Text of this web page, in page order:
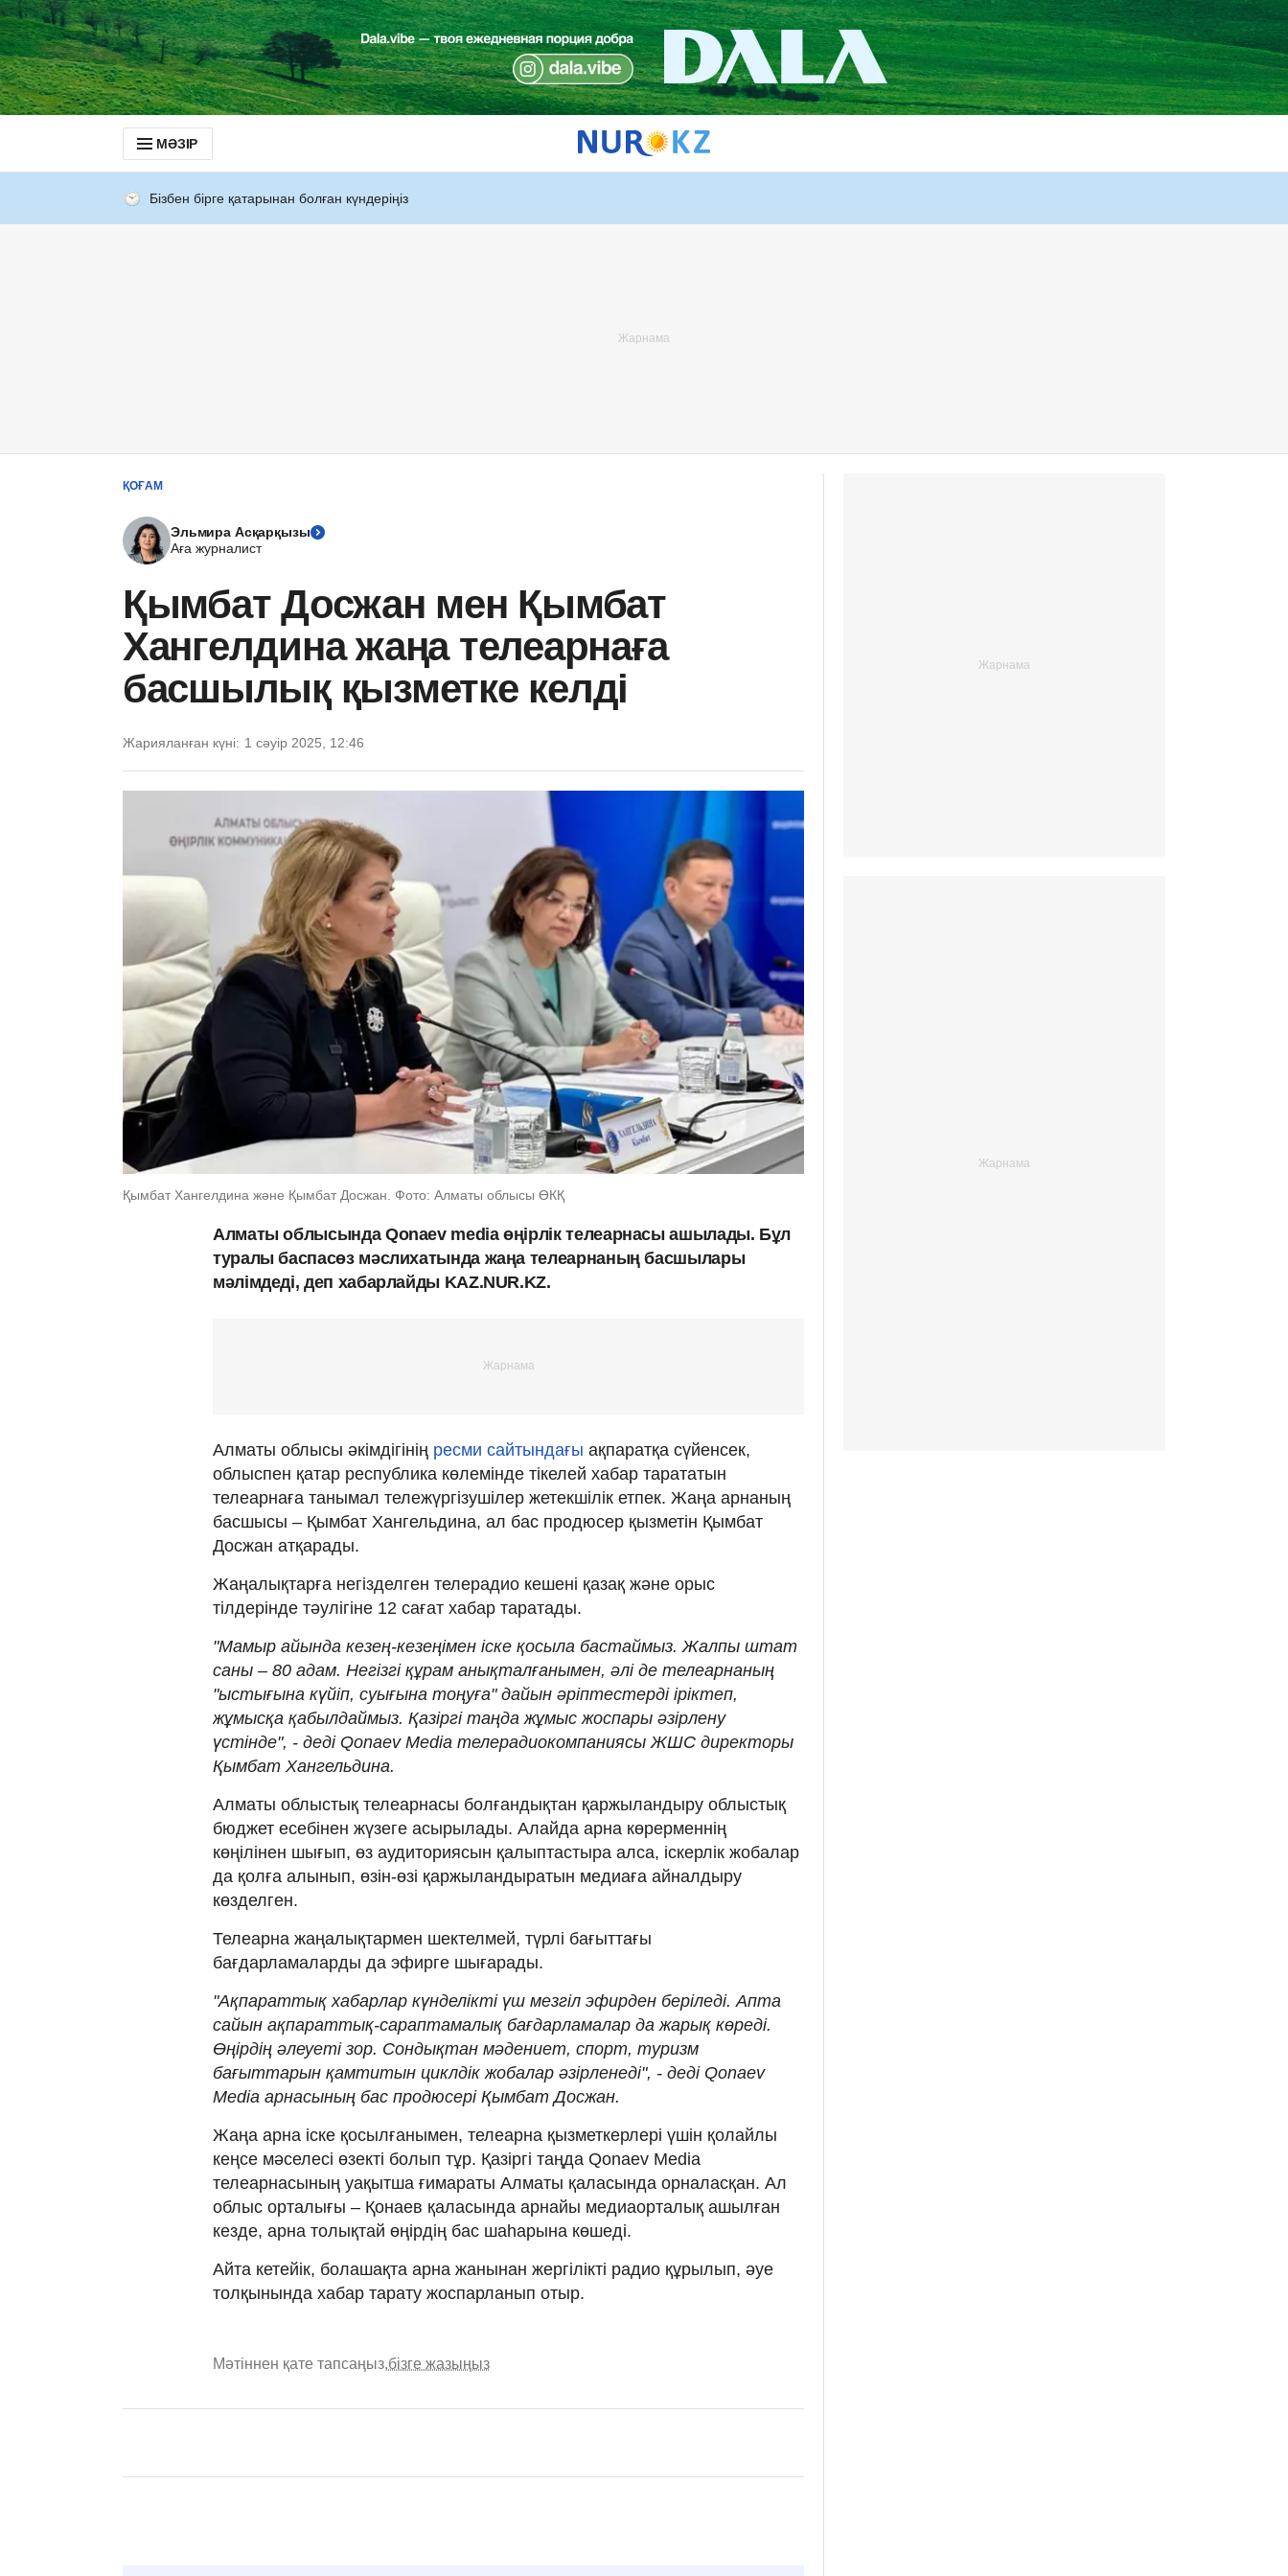
МӘЗІР
Бізбен бірге қатарынан болған күндеріңіз
ҚОҒАМ
Эльмира Асқарқызы
Аға журналист
Қымбат Досжан мен Қымбат
Хангелдина жаңа телеарнаға
басшылық қызметке келді
Жарияланған күні: 1 сәуір 2025, 12:46
Қымбат Хангелдина және Қымбат Досжан. Фото: Алматы облысы ӨКҚ
Алматы облысында Qonaev media өңірлік телеарнасы ашылады. Бұл
туралы баспасөз мәслихатында жаңа телеарнаның басшылары
мәлімдеді, деп хабарлайды KAZ.NUR.KZ.
Алматы облысы әкімдігінің ресми сайтындағы ақпаратқа сүйенсек,
облыспен қатар республика көлемінде тікелей хабар тарататын
телеарнаға танымал тележүргізушілер жетекшілік етпек. Жаңа арнаның
басшысы – Қымбат Хангельдина, ал бас продюсер қызметін Қымбат
Досжан атқарады.
Жаңалықтарға негізделген телерадио кешені қазақ және орыс
тілдерінде тәулігіне 12 сағат хабар таратады.
"Мамыр айында кезең-кезеңімен іске қосыла бастаймыз. Жалпы штат
саны – 80 адам. Негізгі құрам анықталғанымен, әлі де телеарнаның
"ыстығына күйіп, суығына тоңуға" дайын әріптестерді іріктеп,
жұмысқа қабылдаймыз. Қазіргі таңда жұмыс жоспары әзірлену
үстінде", - деді Qonaev Media телерадиокомпаниясы ЖШС директоры
Қымбат Хангельдина.
Алматы облыстық телеарнасы болғандықтан қаржыландыру облыстық
бюджет есебінен жүзеге асырылады. Алайда арна көрерменнің
көңілінен шығып, өз аудиториясын қалыптастыра алса, іскерлік жобалар
да қолға алынып, өзін-өзі қаржыландыратын медиаға айналдыру
көзделген.
Телеарна жаңалықтармен шектелмей, түрлі бағыттағы
бағдарламаларды да эфирге шығарады.
"Ақпараттық хабарлар күнделікті үш мезгіл эфирден беріледі. Апта
сайын ақпараттық-сараптамалық бағдарламалар да жарық көреді.
Өңірдің әлеуеті зор. Сондықтан мәдениет, спорт, туризм
бағыттарын қамтитын циклдік жобалар әзірленеді", - деді Qonaev
Media арнасының бас продюсері Қымбат Досжан.
Жаңа арна іске қосылғанымен, телеарна қызметкерлері үшін қолайлы
кеңсе мәселесі өзекті болып тұр. Қазіргі таңда Qonaev Media
телеарнасының уақытша ғимараты Алматы қаласында орналасқан. Ал
облыс орталығы – Қонаев қаласында арнайы медиаорталық ашылған
кезде, арна толықтай өңірдің бас шаһарына көшеді.
Айта кетейік, болашақта арна жанынан жергілікті радио құрылып, әуе
толқынында хабар тарату жоспарланып отыр.
Мәтіннен қате тапсаңыз,бізге жазыңыз